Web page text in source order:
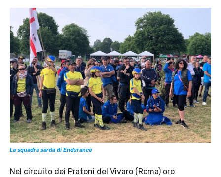
La squadra sarda di Endurance
Nel circuito dei Pratoni del Vivaro (Roma) oro